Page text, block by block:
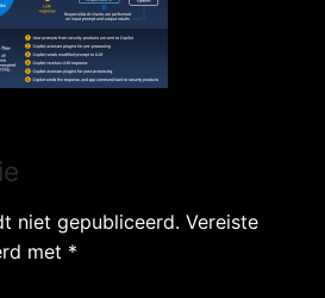
niet gepubliceerd. Vereiste
met *